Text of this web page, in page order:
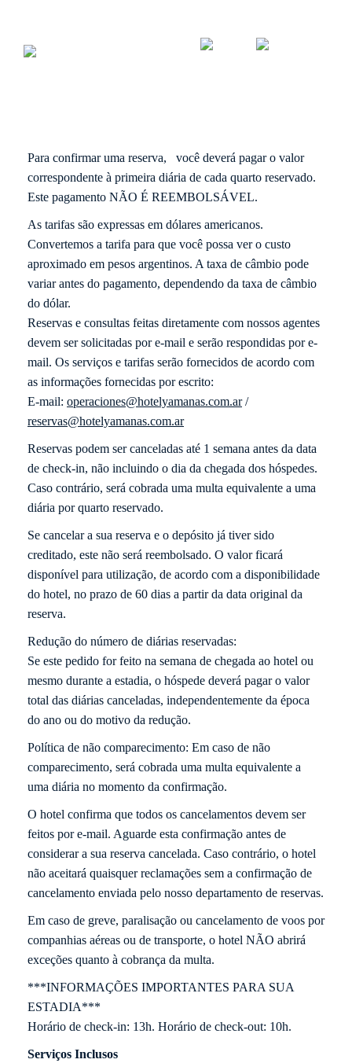
Para confirmar uma reserva,
você deverá pagar o valor
correspondente à primeira diária de cada quarto reservado.
Este pagamento NÃO É REEMBOLSÁVEL.
As tarifas são expressas em dólares americanos.
Convertemos a tarifa para que você possa ver o custo
aproximado em pesos argentinos. A taxa de câmbio pode
variar antes do pagamento, dependendo da taxa de câmbio
do dólar.
Reservas e consultas feitas diretamente com nossos agentes
devem ser solicitadas por e-mail e serão respondidas por e-
mail. Os serviços e tarifas serão fornecidos de acordo com
as informações fornecidas por escrito:
E-mail: operaciones@hotelyamanas.com.ar/
reservas@hotelyamanas.com.ar
Reservas podem ser canceladas até 1 semana antes da data
de check-in, não incluindo o dia da chegada dos hóspedes.
Caso contrário, será cobrada uma multa equivalente a uma
diária por quarto reservado.
Se cancelar a sua reserva e o depósito já tiver sido
creditado, este não será reembolsado. O valor ficará
disponível para utilização, de acordo com a disponibilidade
do hotel, no prazo de 60 dias a partir da data original da
reserva.
Redução do número de diárias reservadas:
Se este pedido for feito na semana de chegada ao hotel ou
mesmo durante a estadia, o hóspede deverá pagar o valor
total das diárias canceladas, independentemente da época
do ano ou do motivo da redução.
Política de não comparecimento: Em caso de não
comparecimento, será cobrada uma multa equivalente a
uma diária no momento da confirmação.
O hotel confirma que todos os cancelamentos devem ser
feitos por e-mail. Aguarde esta confirmação antes de
considerar a sua reserva cancelada. Caso contrário, o hotel
não aceitará quaisquer reclamações sem a confirmação de
cancelamento enviada pelo nosso departamento de reservas.
Em caso de greve, paralisação ou cancelamento de voos por
companhias aéreas ou de transporte, o hotel NÃO abrirá
exceções quanto à cobrança da multa.
***INFORMAÇÕES IMPORTANTES PARA SUA
ESTADIA***
Horário de check-in: 13h. Horário de check-out: 10h.
Serviços Inclusos